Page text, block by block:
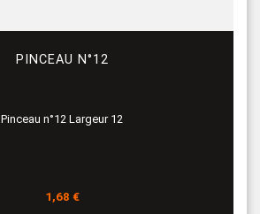
PINCEAU N°12
Pinceau n°12 Largeur 12
Prix
1,68 €